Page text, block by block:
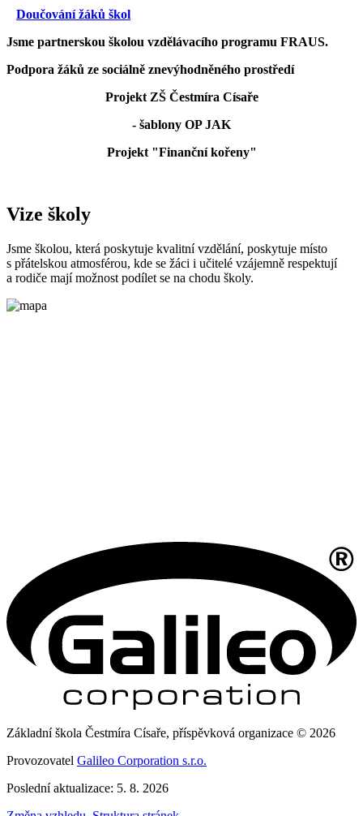
Doučování žáků škol
Jsme partnerskou školou vzdělávacího programu FRAUS.
Podpora žáků ze sociálně znevýhodněného prostředí
Projekt ZŠ Čestmíra Císaře
- šablony OP JAK
Projekt "Finanční kořeny"
Vize školy
Jsme školou, která poskytuje kvalitní vzdělání, poskytuje místo
s přátelskou atmosférou, kde se žáci i učitelé vzájemně respektují
a rodiče mají možnost podílet se na chodu školy.
Základní škola Čestmíra Císaře, příspěvková organizace © 2026
Provozovatel Galileo Corporation s.r.o.
Poslední aktualizace: 5. 8. 2026